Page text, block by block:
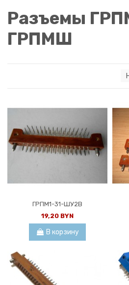
Разъемы
ГРПМШ
ГРПМ1-31-ШУ2В
19,20 BYN
В корзину